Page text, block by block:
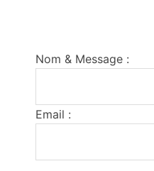
Nom & Message :
Email :